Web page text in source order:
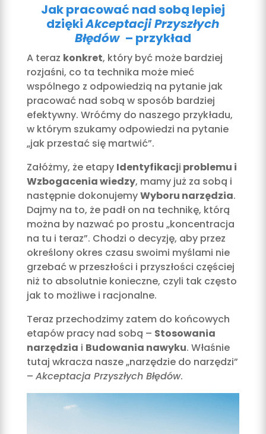
Jak pracować nad sobą lepiej
dziękiAkceptacji Przyszłych
Błędów – przykład
A teraz konkret, który być może bardziej
rozjaśni, co ta technika może mieć
wspólnego z odpowiedzią na pytanie jak
pracować nad sobą w sposób bardziej
efektywny. Wróćmy do naszego przykładu,
w którym szukamy odpowiedzi na pytanie
„jak przestać się martwić”.
Załóżmy, że etapy Identyfikacji problemu i
Wzbogacenia wiedzy, mamy już za sobą i
następnie dokonujemyWyboru narzędzia.
Dajmy na to, że padł on na technikę, którą
można by nazwać po prostu „koncentracja
na tu i teraz”. Chodzi o decyzję, aby przez
określony okres czasu swoimi myślami nie
grzebać w przeszłości i przyszłości częściej
niż to absolutnie konieczne, czyli tak często
jak to możliwe i racjonalne.
Teraz przechodzimy zatem do końcowych
etapów pracy nad sobą – Stosowania
narzędzia i Budowania nawyku. Właśnie
tutaj wkracza nasze „narzędzie do narzędzi”
– Akceptacja Przyszłych Błędów.